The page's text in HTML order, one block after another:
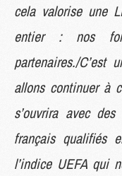
cela valorise une
entier : nos
partenaires./C’est
allons continuer à
s’ouvrira avec
français qualifiés
l’indice UEFA qui